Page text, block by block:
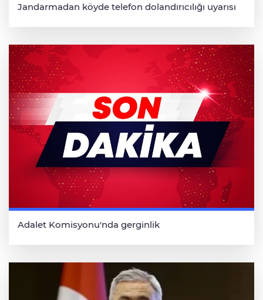
Jandarmadan köyde telefon dolandırıcılığı uyarısı
Adalet Komisyonu'nda gerginlik